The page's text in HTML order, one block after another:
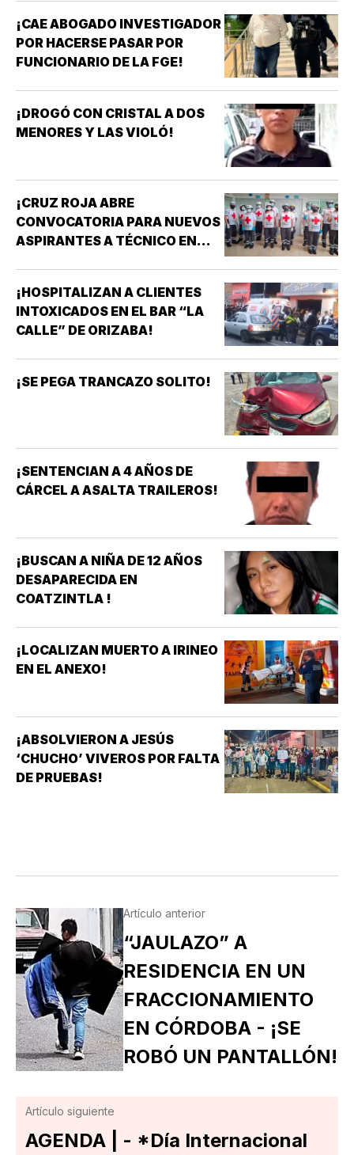
¡CAE ABOGADO INVESTIGADOR
POR HACERSE PASAR POR
FUNCIONARIO DE LA FGE!
¡DROGÓ CON CRISTAL A DOS
MENORES Y LAS VIOLÓ!
¡CRUZ ROJA ABRE
CONVOCATORIA PARA NUEVOS
ASPIRANTES A TÉCNICO EN
¡HOSPITALIZAN A CLIENTES
INTOXICADOS EN EL BAR “LA
CALLE” DE ORIZABA!
¡SE PEGA TRANCAZO SOLITO!
¡SENTENCIAN A 4 AÑOS DE
CÁRCEL A ASALTA TRAILEROS!
¡BUSCAN A NIÑA DE 12 AÑOS
DESAPARECIDA EN
COATZINTLA !
¡LOCALIZAN MUERTO A IRINEO
EN EL ANEXO!
¡ABSOLVIERON A JESÚS
‘CHUCHO’ VIVEROS POR FALTA
DE PRUEBAS!
Artículo anterior
“JAULAZO” A
RESIDENCIA EN UN
FRACCIONAMIENTO
EN CÓRDOBA - ¡SE
ROBÓ UN PANTALLÓN!
Artículo siguiente
AGENDA | - *Día Internacional